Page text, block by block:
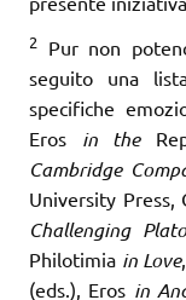
2
Pur non
seguito una
specifiche
Eros in the
Cambridge
University Press,
Challenging
Philotimia in Love
(eds.), Eros in